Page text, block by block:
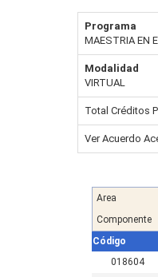
Programa
MAESTRIA EN
Modalidad
VIRTUAL
Total Créditos
Ver Acuerdo
Area
Componente
Código
018604